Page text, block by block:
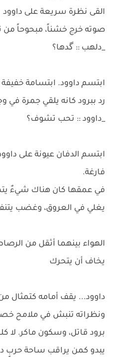
القى نظرة سريعة على داوود
صوته خرج خشناً، مبحوحاً من
_دلهب :: گدها؟
ابتسم داوود. ابتسامة
رد ببرود كانه يلقي جمرة في
_داوود :: تحب تشوف؟
ابتسم الدفان عيونة على
فارغة.
في عمقها كان هناك شيءٌ
يغلي في العروق، وغضب
الهواء بينهما أثقل من
يخاف أن يتحرك
داوود... يقف أمامه كتمثال من
ونظراته تنبش في ملامح
برود قاتل، وسكون ماكر. لا
يبدو كمن يراقب ساحة حربٍ